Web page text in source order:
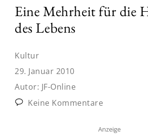
Eine Mehrheit für die
des Lebens
Kultur
29. Januar 2010
Autor: JF-Online
Keine Kommentare
Anzeige